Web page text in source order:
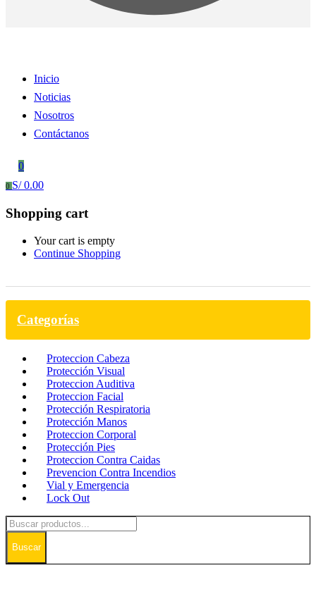
Inicio
Noticias
Nosotros
Contáctanos
0
0 S/0.00
Shopping cart
Your cart is empty
Continue Shopping
Categorías
Proteccion Cabeza
Protección Visual
Proteccion Auditiva
Proteccion Facial
Protección Respiratoria
Protección Manos
Proteccion Corporal
Protección Pies
Proteccion Contra Caidas
Prevencion Contra Incendios
Vial y Emergencia
Lock Out
Buscar